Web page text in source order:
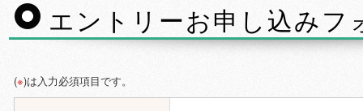
エントリーお申し込みフ
(※)は入力必須項目です。